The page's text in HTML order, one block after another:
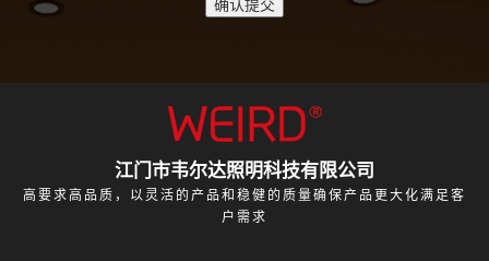
江门市韦尔达照明科技有限公司
高要求高品质，以灵活的产品和稳健的质量确保产品更大化满足客
户需求